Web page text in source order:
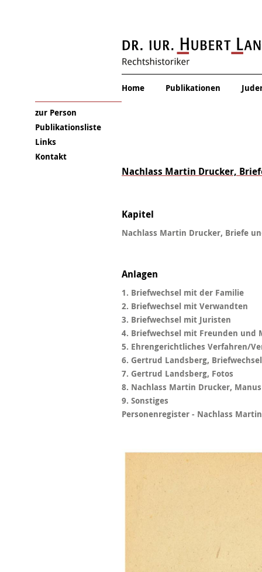
Thema
Home Publikationen
Nachlass Martin Drucker,
Kapitel
Nachlass Martin Drucker, Briefe
Anlagen
1. Briefwechsel mit der Familie
2. Briefwechsel mit Verwandten
3. Briefwechsel mit Juristen
4. Briefwechsel mit Freunden und
5. Ehrengerichtliches Verfahren/
6. Gertrud Landsberg, Briefwechsel
7. Gertrud Landsberg, Fotos
8. Nachlass Martin Drucker,
9. Sonstiges
Personenregister - Nachlass
zur Person
Publikationsliste
Links
Kontakt